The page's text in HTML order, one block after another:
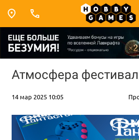
Атмосфера
14 мар 2025 10:05